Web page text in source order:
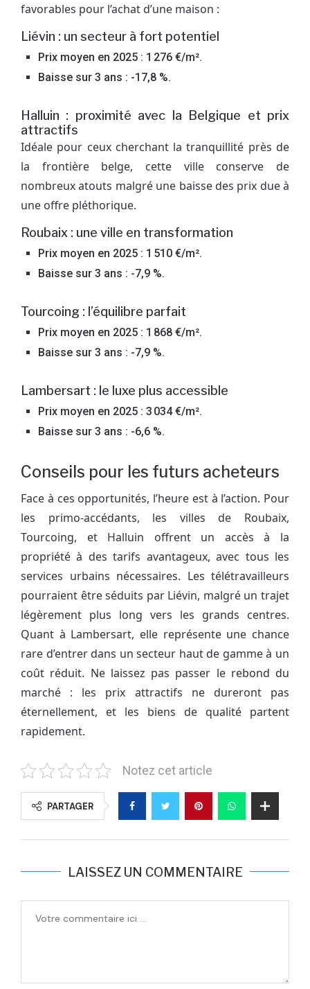
favorables pour l’achat d’une maison :
Liévin : un secteur à fort potentiel
Prix moyen en 2025 : 1 276 €/m².
Baisse sur 3 ans : -17,8 %.
Halluin : proximité avec la Belgique et prix
attractifs
Idéale pour ceux cherchant la tranquillité près de
la frontière belge, cette ville conserve de
nombreux atouts malgré une baisse des prix due à
une offre pléthorique.
Roubaix : une ville en transformation
Prix moyen en 2025 : 1 510 €/m².
Baisse sur 3 ans : -7,9 %.
Tourcoing : l’équilibre parfait
Prix moyen en 2025 : 1 868 €/m².
Baisse sur 3 ans : -7,9 %.
Lambersart : le luxe plus accessible
Prix moyen en 2025 : 3 034 €/m².
Baisse sur 3 ans : -6,6 %.
Conseils pour les futurs acheteurs
Face à ces opportunités, l’heure est à l’action. Pour
les primo-accédants, les villes de Roubaix,
Tourcoing, et Halluin offrent un accès à la
propriété à des tarifs avantageux, avec tous les
services urbains nécessaires. Les télétravailleurs
pourraient être séduits par Liévin, malgré un trajet
légèrement plus long vers les grands centres.
Quant à Lambersart, elle représente une chance
rare d’entrer dans un secteur haut de gamme à un
coût réduit. Ne laissez pas passer le rebond du
marché : les prix attractifs ne dureront pas
éternellement, et les biens de qualité partent
rapidement.
Notez cet article
PARTAGER
LAISSEZ UN COMMENTAIRE